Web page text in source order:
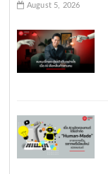
August 5, 2026